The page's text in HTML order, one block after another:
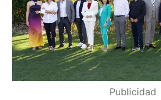
Publicidad